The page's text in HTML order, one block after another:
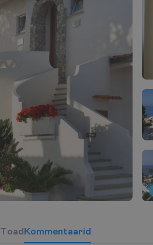
ToadKommentaarid